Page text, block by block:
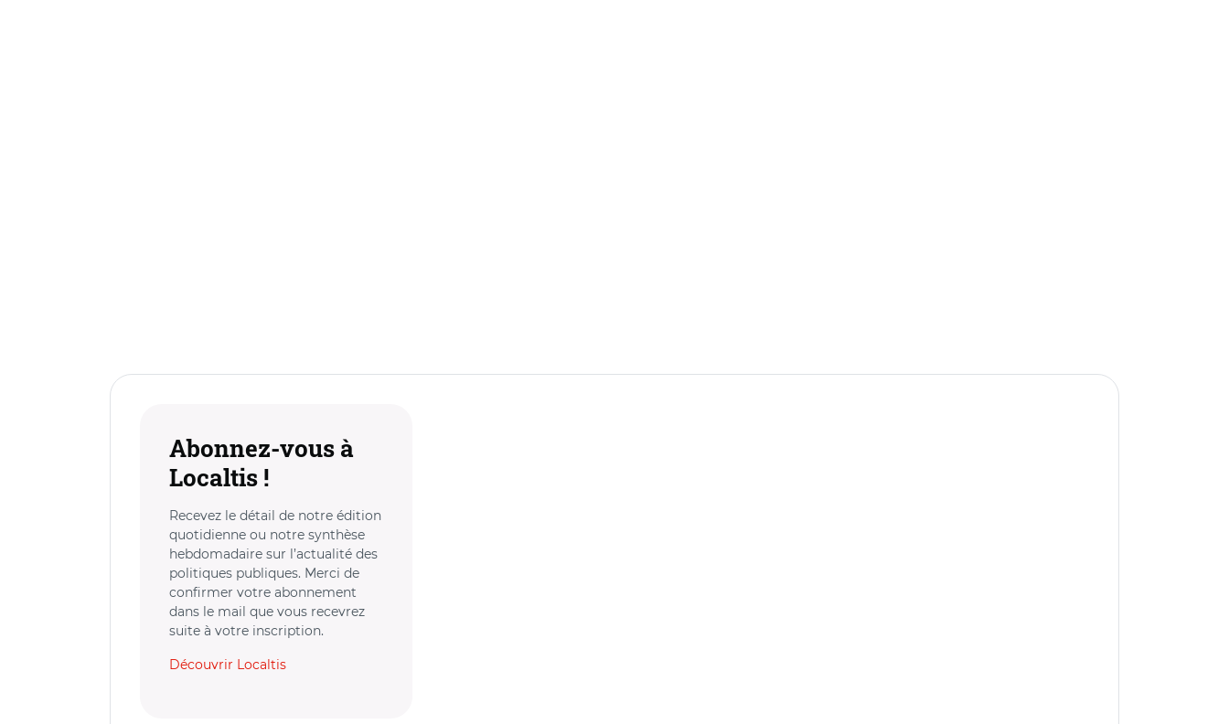
Abonnez-vous à
Localtis !
Recevez le détail de notre édition
quotidienne ou notre synthèse
hebdomadaire sur l’actualité des
politiques publiques. Merci de
confirmer votre abonnement
dans le mail que vous recevrez
suite à votre inscription.
Découvrir Localtis